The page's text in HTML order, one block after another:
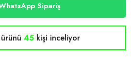
Sipariş
45kişi inceliyor